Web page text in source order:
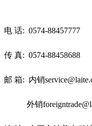
电 话: 0574-88457777
传 真: 0574-88458688
邮 箱: 内销
外销